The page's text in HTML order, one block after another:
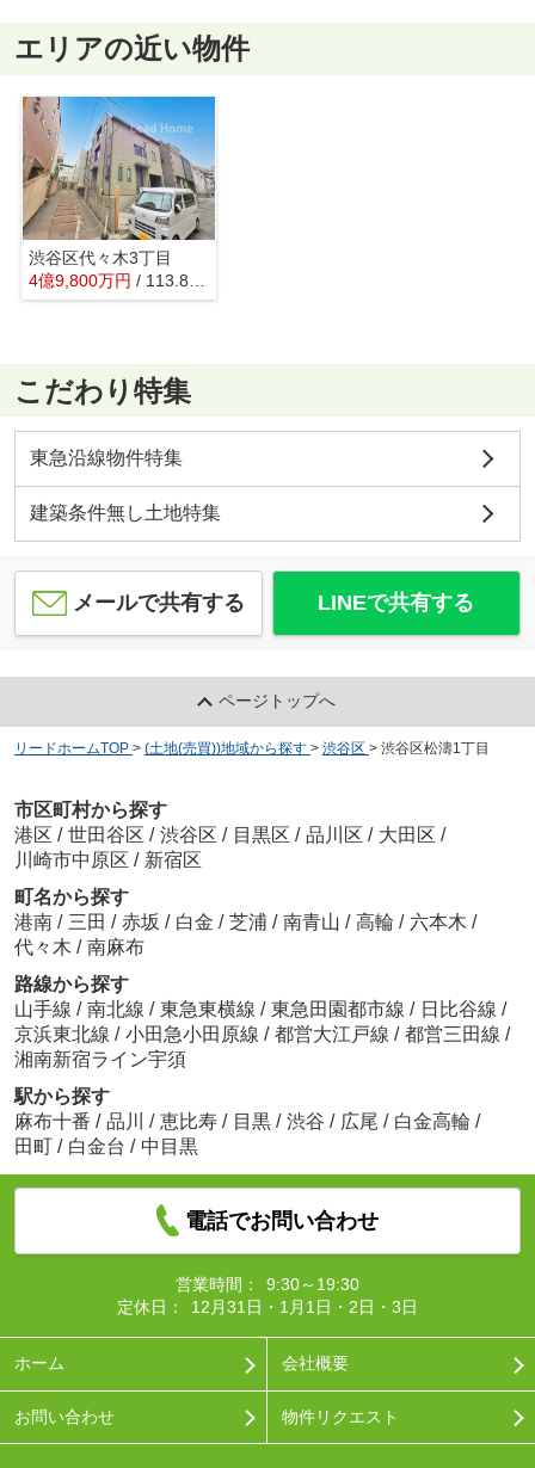
エリアの近い物件
渋谷区代々木3丁目
4億9,800万円 / 113.81㎡
こだわり特集
東急沿線物件特集
建築条件無し土地特集
メールで共有する LINEで共有する
ページトップへ
リードホームTOP > (土地(売買))地域から探す > 渋谷区 > 渋谷区松濤1丁目
市区町村から探す
港区 / 世田谷区 / 渋谷区 / 目黒区 / 品川区 / 大田区 /
川崎市中原区 / 新宿区
町名から探す
港南 / 三田 / 赤坂 / 白金 / 芝浦 / 南青山 / 高輪 / 六本木 /
代々木 / 南麻布
路線から探す
山手線 / 南北線 / 東急東横線 / 東急田園都市線 / 日比谷線 /
京浜東北線 / 小田急小田原線 / 都営大江戸線 / 都営三田線 /
湘南新宿ライン宇須
駅から探す
麻布十番 / 品川 / 恵比寿 / 目黒 / 渋谷 / 広尾 / 白金高輪 /
田町 / 白金台 / 中目黒
電話でお問い合わせ
営業時間：
9:30～19:30
定休日：
12月31日・1月1日・2日・3日
ホーム 会社概要
お問い合わせ 物件リクエスト